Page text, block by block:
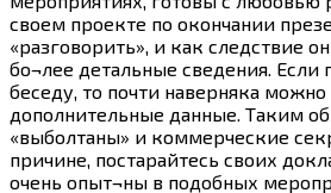
своем проекте по окончании
«разговорить», и как следствие
бо¬лее детальные сведения. Если
беседу, то почти наверняка можно
дополнительные данные. Таким
«выболтаны» и коммерческие
причине, постарайтесь своих
очень опыт¬ны в подобных